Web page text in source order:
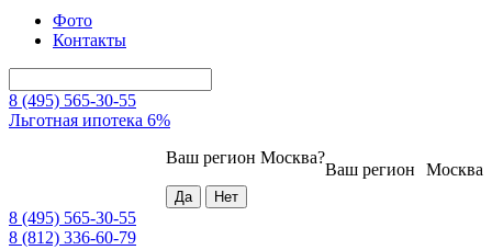
Фото
Контакты
8 (495) 565-30-55
Льготная ипотека 6%
Москва
Ваш регион
Ваш регион Москва?
8 (495) 565-30-55
8 (812) 336-60-79